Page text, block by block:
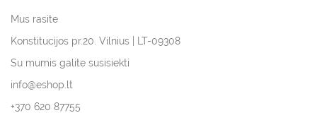
Mus rasite
Konstitucijos pr.20. Vilnius | LT-09308
Su mumis galite susisiekti
info@eshop.lt
+370 620 87755